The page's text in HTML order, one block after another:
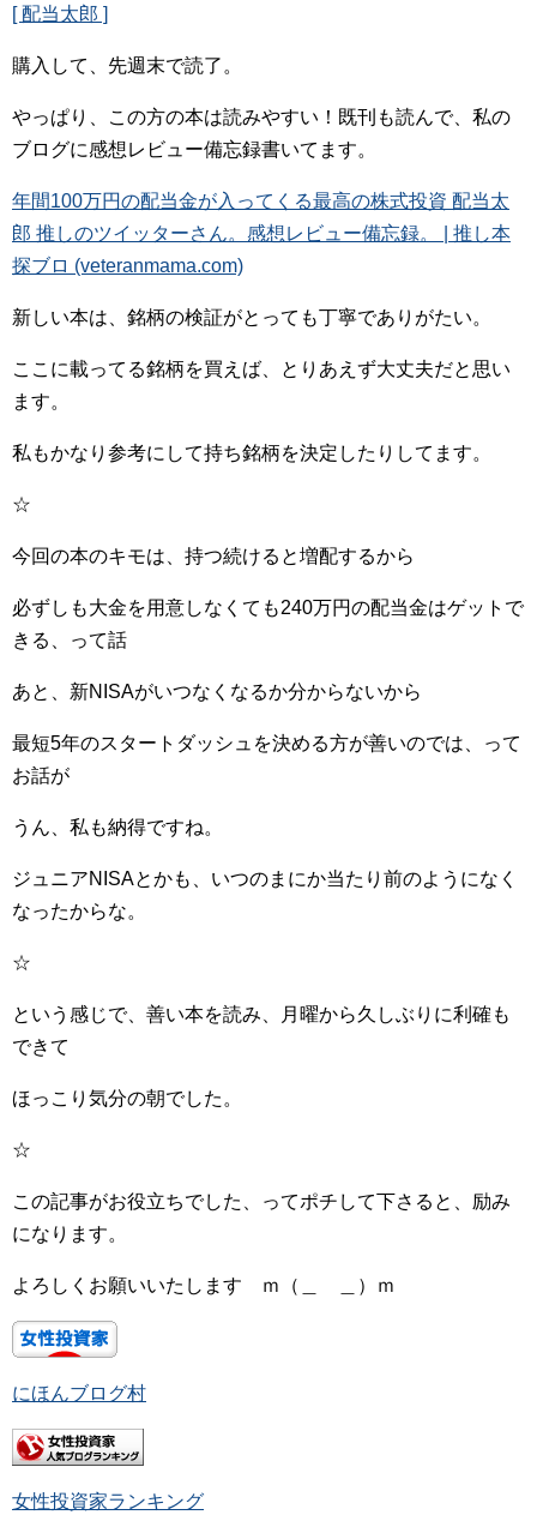
[ 配当太郎 ]
購入して、先週末で読了。
やっぱり、この方の本は読みやすい！既刊も読んで、私の
ブログに感想レビュー備忘録書いてます。
年間100万円の配当金が入ってくる最高の株式投資 配当太
郎 推しのツイッターさん。感想レビュー備忘録。 | 推し本
探ブロ (veteranmama.com)
新しい本は、銘柄の検証がとっても丁寧でありがたい。
ここに載ってる銘柄を買えば、とりあえず大丈夫だと思い
ます。
私もかなり参考にして持ち銘柄を決定したりしてます。
☆
今回の本のキモは、持つ続けると増配するから
必ずしも大金を用意しなくても240万円の配当金はゲットで
きる、って話
あと、新NISAがいつなくなるか分からないから
最短5年のスタートダッシュを決める方が善いのでは、って
お話が
うん、私も納得ですね。
ジュニアNISAとかも、いつのまにか当たり前のようになく
なったからな。
☆
という感じで、善い本を読み、月曜から久しぶりに利確も
できて
ほっこり気分の朝でした。
☆
この記事がお役立ちでした、ってポチして下さると、励み
になります。
よろしくお願いいたします ｍ（＿ ＿）ｍ
にほんブログ村
女性投資家ランキング